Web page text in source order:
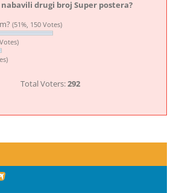
nabavili drugi broj Super postera?
(51%, 150 Votes)
Total Voters:292